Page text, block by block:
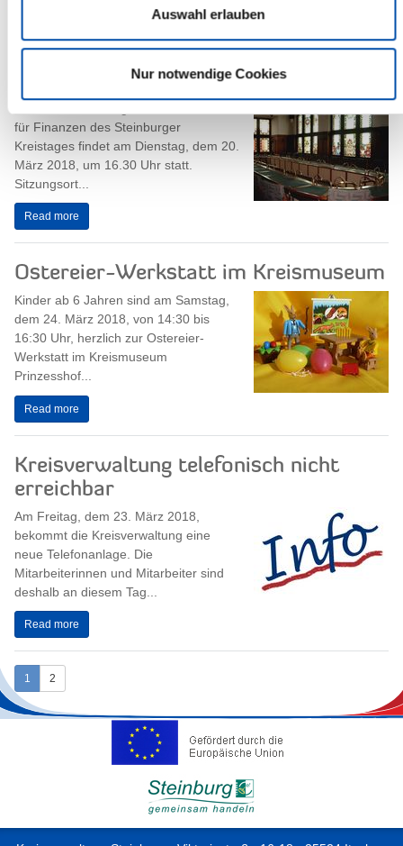
Auswahl erlauben
Nur notwendige Cookies
Ausschuss für Finanzen tagt
für Finanzen des Steinburger
Kreistages findet am Dienstag, dem 20.
März 2018, um 16.30 Uhr statt.
Sitzungsort...
Read more
Ostereier-Werkstatt im Kreismuseum
Kinder ab 6 Jahren sind am Samstag,
dem 24. März 2018, von 14:30 bis
16:30 Uhr, herzlich zur Ostereier-
Werkstatt im Kreismuseum
Prinzesshof...
Read more
Kreisverwaltung telefonisch nicht
erreichbar
Am Freitag, dem 23. März 2018,
bekommt die Kreisverwaltung eine
neue Telefonanlage. Die
Mitarbeiterinnen und Mitarbeiter sind
deshalb an diesem Tag...
Read more
1 2